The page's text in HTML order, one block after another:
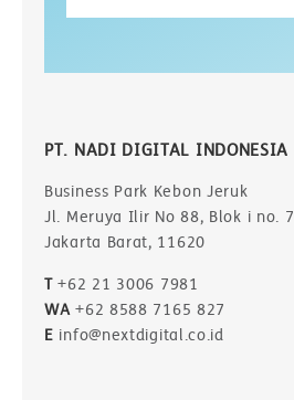
PT. NADI DIGITAL INDONESIA
Business Park Kebon Jeruk
Jl. Meruya Ilir No 88, Blok i no. 7
Jakarta Barat, 11620
T+62 21 3006 7981
WA +62 8588 7165 827
E info@nextdigital.co.id